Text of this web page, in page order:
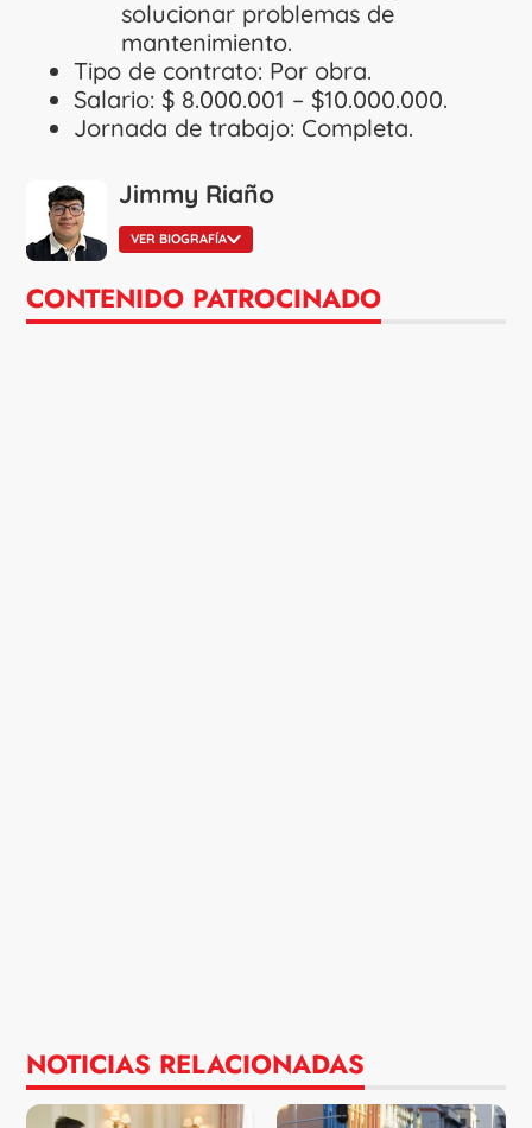
solucionar problemas de
mantenimiento.
Tipo de contrato: Por obra.
Salario: $ 8.000.001 – $10.000.000.
Jornada de trabajo: Completa.
Jimmy Riaño
VER BIOGRAFÍA
CONTENIDO PATROCINADO
NOTICIAS RELACIONADAS